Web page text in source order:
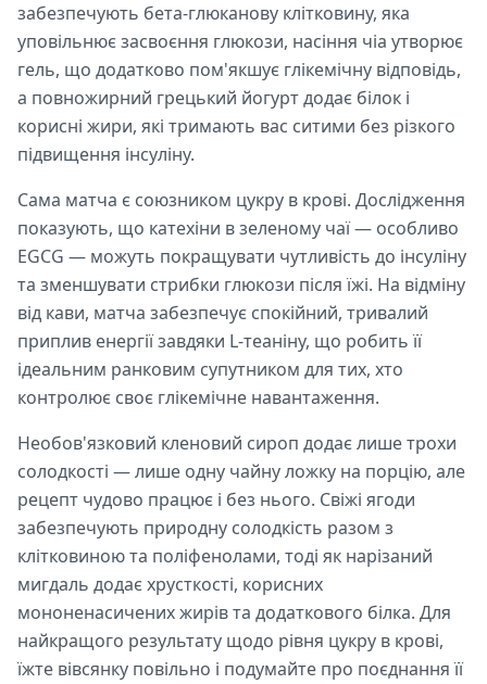
забезпечують бета-глюканову клітковину, яка
уповільнює засвоєння глюкози, насіння чіа утворює
гель, що додатково пом'якшує глікемічну відповідь,
а повножирний грецький йогурт додає білок і
корисні жири, які тримають вас ситими без різкого
підвищення інсуліну.
Сама матча є союзником цукру в крові. Дослідження
показують, що катехіни в зеленому чаї — особливо
EGCG — можуть покращувати чутливість до інсуліну
та зменшувати стрибки глюкози після їжі. На відміну
від кави, матча забезпечує спокійний, тривалий
приплив енергії завдяки L-теаніну, що робить її
ідеальним ранковим супутником для тих, хто
контролює своє глікемічне навантаження.
Необов'язковий кленовий сироп додає лише трохи
солодкості — лише одну чайну ложку на порцію, але
рецепт чудово працює і без нього. Свіжі ягоди
забезпечують природну солодкість разом з
клітковиною та поліфенолами, тоді як нарізаний
мигдаль додає хрусткості, корисних
мононенасичених жирів та додаткового білка. Для
найкращого результату щодо рівня цукру в крові,
їжте вівсянку повільно і подумайте про поєднання її